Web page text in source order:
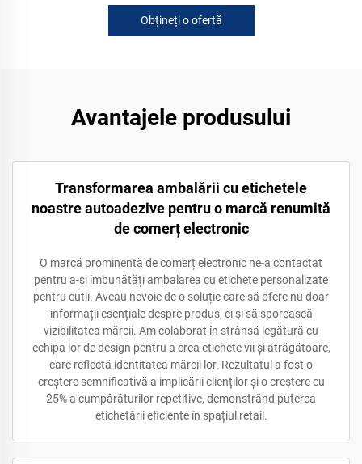
Obțineți o ofertă
Avantajele produsului
Transformarea ambalării cu etichetele
noastre autoadezive pentru o marcă renumită
de comerț electronic
O marcă prominentă de comerț electronic ne-a contactat
pentru a-și îmbunătăți ambalarea cu etichete personalizate
pentru cutii. Aveau nevoie de o soluție care să ofere nu doar
informații esențiale despre produs, ci și să sporească
vizibilitatea mărcii. Am colaborat în strânsă legătură cu
echipa lor de design pentru a crea etichete vii și atrăgătoare,
care reflectă identitatea mărcii lor. Rezultatul a fost o
creștere semnificativă a implicării clienților și o creștere cu
25% a cumpărăturilor repetitive, demonstrând puterea
etichetării eficiente în spațiul retail.